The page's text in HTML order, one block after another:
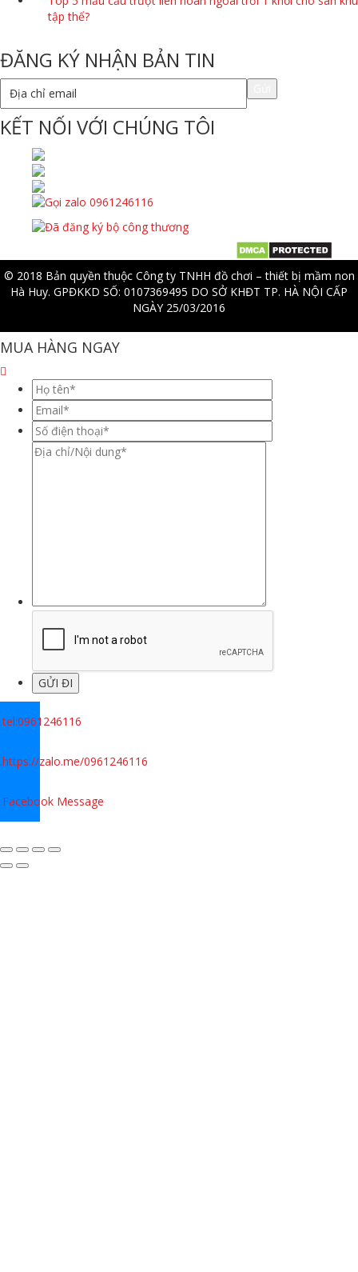
tập thể?
ĐĂNG KÝ NHẬN BẢN TIN
KẾT NỐI VỚI CHÚNG TÔI
© 2018 Bản quyền thuộc Công ty TNHH đồ chơi – thiết bị mầm non
Hà Huy. GPĐKKD SỐ: 0107369495 DO SỞ KHĐT TP. HÀ NỘI CẤP
NGÀY 25/03/2016
MUA HÀNG NGAY
.tel:0961246116
.https://zalo.me/0961246116
.Facebook Message